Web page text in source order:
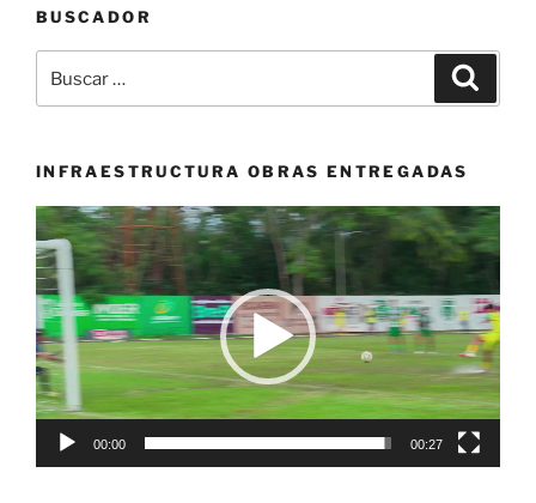
BUSCADOR
por:
INFRAESTRUCTURA OBRAS ENTREGADAS
Reproductor
de
vídeo
00:00 00:27